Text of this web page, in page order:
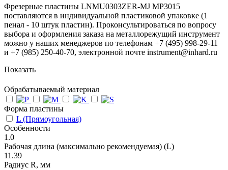
Фрезерные пластины LNMU0303ZER-MJ MP3015
поставляются в индивидуальной пластиковой упаковке (1
пенал - 10 штук пластин). Проконсультироваться по вопросу
выбора и оформления заказа на металлорежущий инструмент
можно у наших менеджеров по телефонам +7 (495) 998-29-11
и +7 (985) 250-40-70, электронной почте instrument@inhard.ru
Показать
Обрабатываемый материал
Форма пластины
L (Прямоугольная)
Особенности
1.0
Рабочая длина (максимально рекомендуемая) (L)
11.39
Радиус R, мм